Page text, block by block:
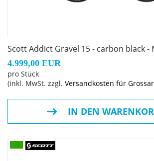
Scott Addict Gravel 15 - carbon black -
4.999,00 EUR
pro Stück
(inkl. MwSt. zzgl. Versandkosten für
IN DEN